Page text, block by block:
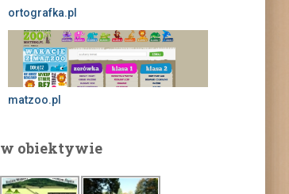
ortografka.pl
matzoo.pl
w obiektywie